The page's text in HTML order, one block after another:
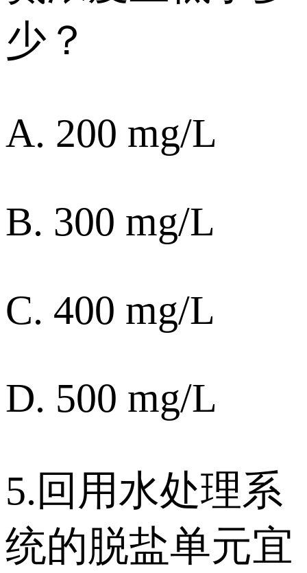
少？
A. 200 mg/L
B. 300 mg/L
C. 400 mg/L
D. 500 mg/L
5.回用水处理系
统的脱盐单元宜